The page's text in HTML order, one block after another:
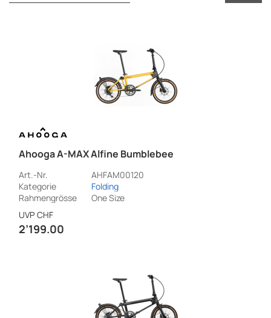
Ahooga A-MAX Alfine Bumblebee
Art.-Nr.
AHFAM00120
Kategorie
Folding
Rahmengrösse
One Size
UVP CHF
2’199.00